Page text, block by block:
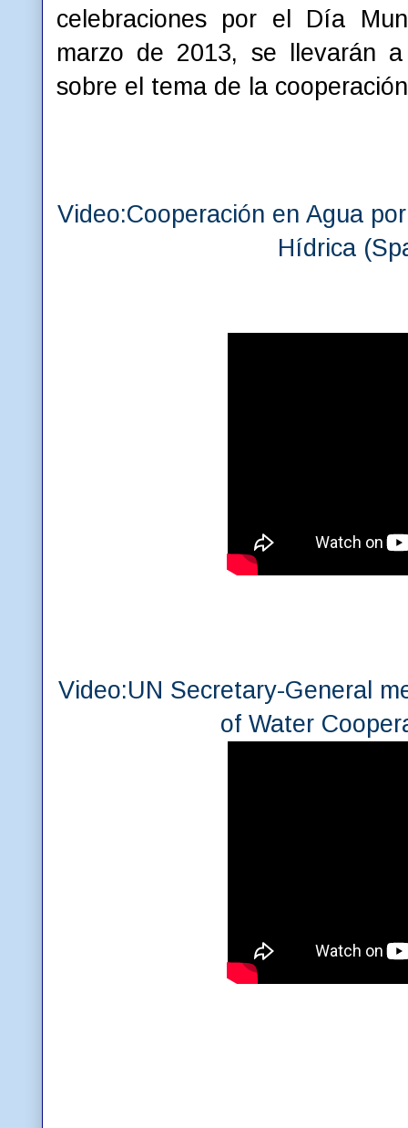
celebraciones por el Día
marzo de 2013, se llevarán
sobre el tema de la
Video:Cooperación en Agua
Hídrica
Video:UN Secretary-General
of Water